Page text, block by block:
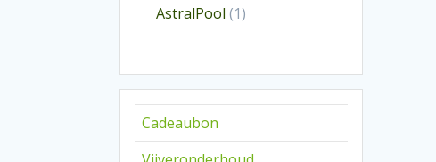
AstralPool 11
Cadeaubon